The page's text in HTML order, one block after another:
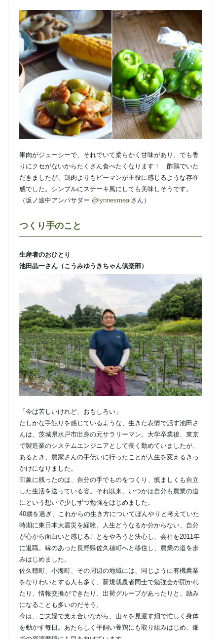
果肉がジューシーで、それでいて柔らかく甘味があり、でも香
りにクセがないからたくさん食べたくなります！ 酢鶏でいた
だきましたが、鶏肉よりもピーマンが主役に感じるような存在
感でした。シンプルにステーキ風にしても美味しそうです。
（坂ノ途中アンバサダー @lynnesmeal さん）
つくり手のこと
生産者のおひとり
池田晶一さん（こうみゆうきちゃん倶楽部）
「今は苦しいけれど、おもしろい」
たしかな手触りを感じているような、生きた表情で話す池田さ
んは、茨城県水戸市出身の元サラリーマン。大学卒業後、東京
で製造業のシステムエンジニアとして長く勤めていましたが、
あるとき、農家さんの手伝いに行ったことが人生を変えるきっ
かけになりました。
印象に残ったのは、自分の手でものをつくり、慎ましくも自立
した生活を送っている姿。それ以来、いつかは自分も農業の道
にという想いで少しずつ勉強をはじめました。
40歳を過ぎ、これからの生き方についてぼんやりと考えていた
時期に東日本大震災を経験。人生どうなるか分からない、自分
が心から面白いと感じることをやろうと決心し、会社を2011年
に退職。縁のあった長野県佐久穂町へと移住し、農業の道を歩
みはじめました。
佐久穂町、小海町、その周辺の地域には、同じように有機農業
をなりわいとする人も多く、新規就農者同士で勉強会が開かれ
たり、情報交換ができたり、出荷グループがあったりと、励み
になることも多いのだそう。
今は、ご夫婦で支え合いながら、山々を見渡す畑で忙しく身体
を動かす毎日。あたらしく平飼い養鶏にも取り組みはじめ、畑